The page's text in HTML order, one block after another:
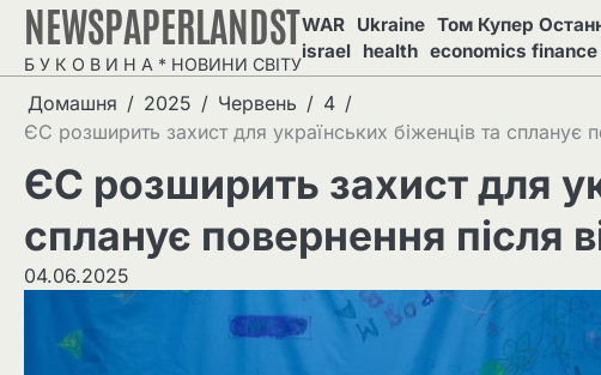
Перейти
вмісту
NEWSPAPERLANDST
Б У К О В И Н А * НОВИНИ СВІТУ
WAR Ukraine Том Купер
israel health economics finance
Домашня 2025 Червень
4
ЄС розширить захист для українських біженців та спланує
ЄС розширить захист для
спланує повернення після
04.06.2025